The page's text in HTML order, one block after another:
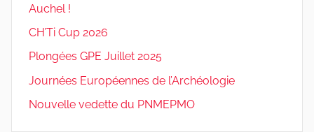
Auchel !
CH’Ti Cup 2026
Plongées GPE Juillet 2025
Journées Européennes de l’Archéologie
Nouvelle vedette du PNMEPMO